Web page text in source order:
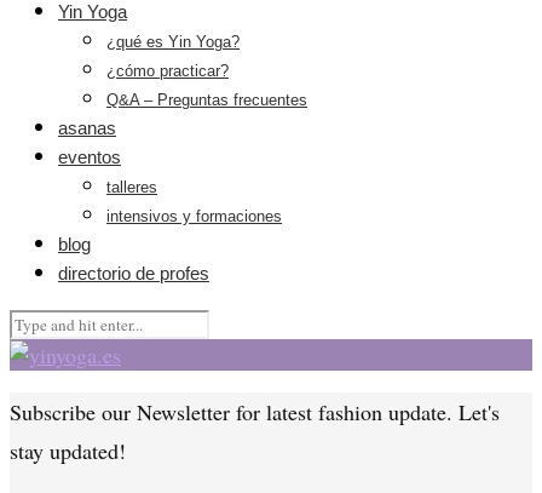
Yin Yoga
¿qué es Yin Yoga?
¿cómo practicar?
Q&A – Preguntas frecuentes
asanas
eventos
talleres
intensivos y formaciones
blog
directorio de profes
Subscribe our Newsletter for latest fashion update. Let's
stay updated!